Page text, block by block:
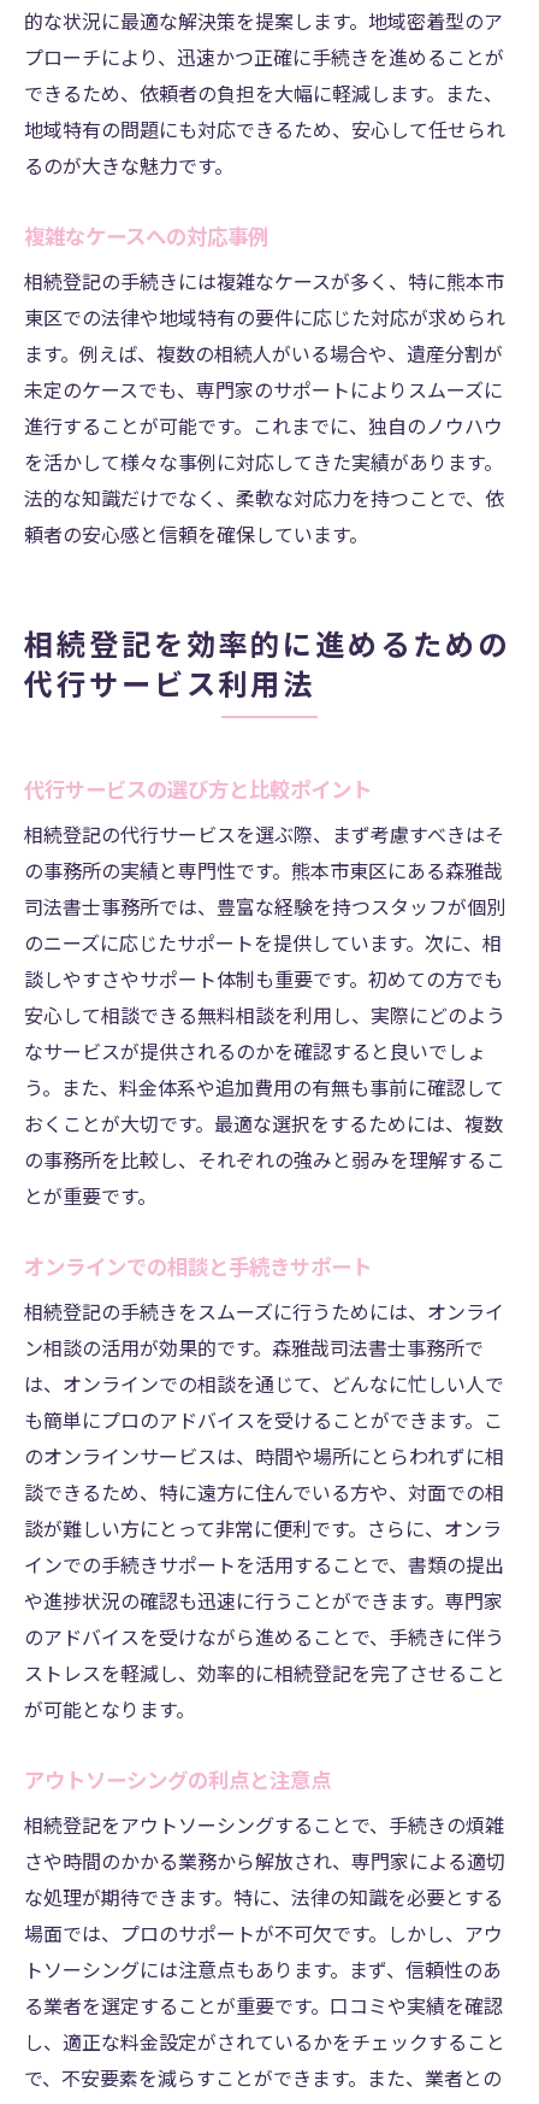
的な状況に最適な解決策を提案します。地域密着型のア
プローチにより、迅速かつ正確に手続きを進めることが
できるため、依頼者の負担を大幅に軽減します。また、
地域特有の問題にも対応できるため、安心して任せられ
るのが大きな魅力です。
複雑なケースへの対応事例
相続登記の手続きには複雑なケースが多く、特に熊本市
東区での法律や地域特有の要件に応じた対応が求められ
ます。例えば、複数の相続人がいる場合や、遺産分割が
未定のケースでも、専門家のサポートによりスムーズに
進行することが可能です。これまでに、独自のノウハウ
を活かして様々な事例に対応してきた実績があります。
法的な知識だけでなく、柔軟な対応力を持つことで、依
頼者の安心感と信頼を確保しています。
相続登記を効率的に進めるための
代行サービス利用法
代行サービスの選び方と比較ポイント
相続登記の代行サービスを選ぶ際、まず考慮すべきはそ
の事務所の実績と専門性です。熊本市東区にある森雅哉
司法書士事務所では、豊富な経験を持つスタッフが個別
のニーズに応じたサポートを提供しています。次に、相
談しやすさやサポート体制も重要です。初めての方でも
安心して相談できる無料相談を利用し、実際にどのよう
なサービスが提供されるのかを確認すると良いでしょ
う。また、料金体系や追加費用の有無も事前に確認して
おくことが大切です。最適な選択をするためには、複数
の事務所を比較し、それぞれの強みと弱みを理解するこ
とが重要です。
オンラインでの相談と手続きサポート
相続登記の手続きをスムーズに行うためには、オンライ
ン相談の活用が効果的です。森雅哉司法書士事務所で
は、オンラインでの相談を通じて、どんなに忙しい人で
も簡単にプロのアドバイスを受けることができます。こ
のオンラインサービスは、時間や場所にとらわれずに相
談できるため、特に遠方に住んでいる方や、対面での相
談が難しい方にとって非常に便利です。さらに、オンラ
インでの手続きサポートを活用することで、書類の提出
や進捗状況の確認も迅速に行うことができます。専門家
のアドバイスを受けながら進めることで、手続きに伴う
ストレスを軽減し、効率的に相続登記を完了させること
が可能となります。
アウトソーシングの利点と注意点
相続登記をアウトソーシングすることで、手続きの煩雑
さや時間のかかる業務から解放され、専門家による適切
な処理が期待できます。特に、法律の知識を必要とする
場面では、プロのサポートが不可欠です。しかし、アウ
トソーシングには注意点もあります。まず、信頼性のあ
る業者を選定することが重要です。口コミや実績を確認
し、適正な料金設定がされているかをチェックすること
で、不安要素を減らすことができます。また、業者との